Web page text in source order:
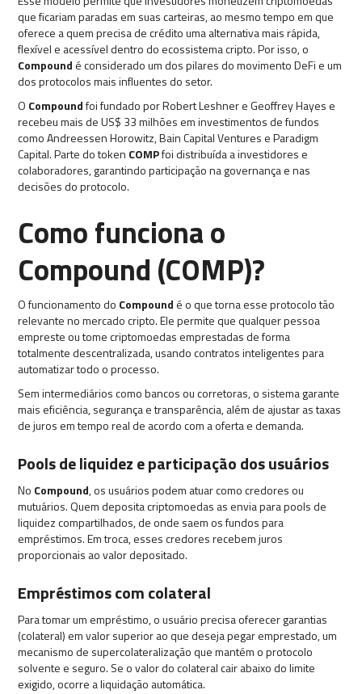
que ficariam paradas em suas carteiras, ao mesmo tempo em que
oferece a quem precisa de crédito uma alternativa mais rápida,
flexível e acessível dentro do ecossistema cripto. Por isso, o
Compound é considerado um dos pilares do movimento DeFi e um
dos protocolos mais influentes do setor.
O Compoundfoi fundado por Robert Leshner e Geoffrey Hayes e
recebeu mais de US$ 33 milhões em investimentos de fundos
como Andreessen Horowitz, Bain Capital Ventures e Paradigm
Capital. Parte do token COMPfoi distribuída a investidores e
colaboradores, garantindo participação na governança e nas
decisões do protocolo.
Como funciona o
Compound (COMP)?
O funcionamento do Compound é o que torna esse protocolo tão
relevante no mercado cripto. Ele permite que qualquer pessoa
empreste ou tome criptomoedas emprestadas de forma
totalmente descentralizada, usando contratos inteligentes para
automatizar todo o processo.
Sem intermediários como bancos ou corretoras, o sistema garante
mais eficiência, segurança e transparência, além de ajustar as taxas
de juros em tempo real de acordo com a oferta e demanda.
Pools de liquidez e participação dos usuários
No Compound, os usuários podem atuar como credores ou
mutuários. Quem deposita criptomoedas as envia para pools de
liquidez compartilhados, de onde saem os fundos para
empréstimos. Em troca, esses credores recebem juros
proporcionais ao valor depositado.
Empréstimos com colateral
Para tomar um empréstimo, o usuário precisa oferecer garantias
(colateral) em valor superior ao que deseja pegar emprestado, um
mecanismo de supercolateralização que mantém o protocolo
solvente e seguro. Se o valor do colateral cair abaixo do limite
exigido, ocorre a liquidação automática.